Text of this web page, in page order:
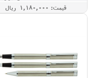
قيمت: 1,180,000 ريال